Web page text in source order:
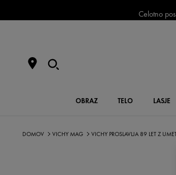
Celotno
OBRAZ TELO LASJE
DOMOV VICHY MAG VICHY PROSLAVLJA 89 LET Z